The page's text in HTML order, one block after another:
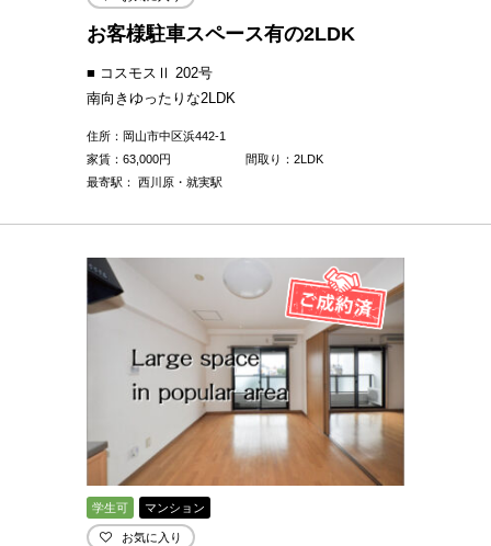
お客様駐車スペース有の2LDK
■ コスモスⅡ 202号
南向きゆったりな2LDK
住所：岡山市中区浜442-1
家賃： 63,000円
間取り：2LDK
最寄駅： 西川原・就実駅
学生可 マンション
お気に入り